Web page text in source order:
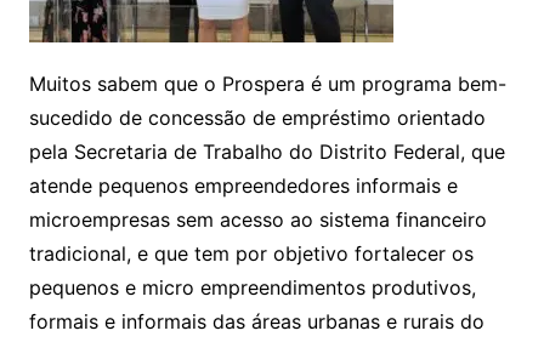
Muitos sabem que o Prospera é um programa bem-
sucedido de concessão de empréstimo orientado
pela Secretaria de Trabalho do Distrito Federal, que
atende pequenos empreendedores informais e
microempresas sem acesso ao sistema financeiro
tradicional, e que tem por objetivo fortalecer os
pequenos e micro empreendimentos produtivos,
formais e informais das áreas urbanas e rurais do